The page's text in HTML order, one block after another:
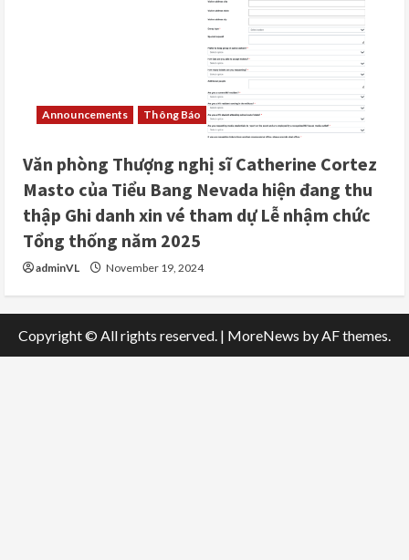
Announcements Thông Báo
Văn phòng Thượng nghị sĩ Catherine Cortez
Masto của Tiểu Bang Nevada hiện đang thu
thập Ghi danh xin vé tham dự Lễ nhậm chức
Tổng thống năm 2025
adminVL November 19, 2024
Copyright © All rights reserved. | MoreNews by AF themes.